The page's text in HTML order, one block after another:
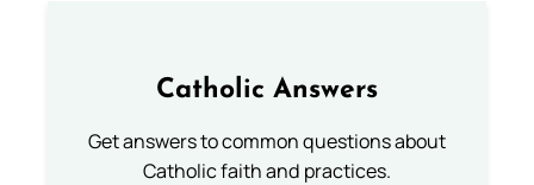
Catholic Answers
Get answers to common questions about
Catholic faith and practices.